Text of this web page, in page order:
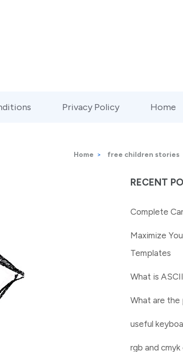
Privacy Policy Home
Home > free children stories
RECENT
Complete
Maximize
Templates
What is
What are
useful
rgb and